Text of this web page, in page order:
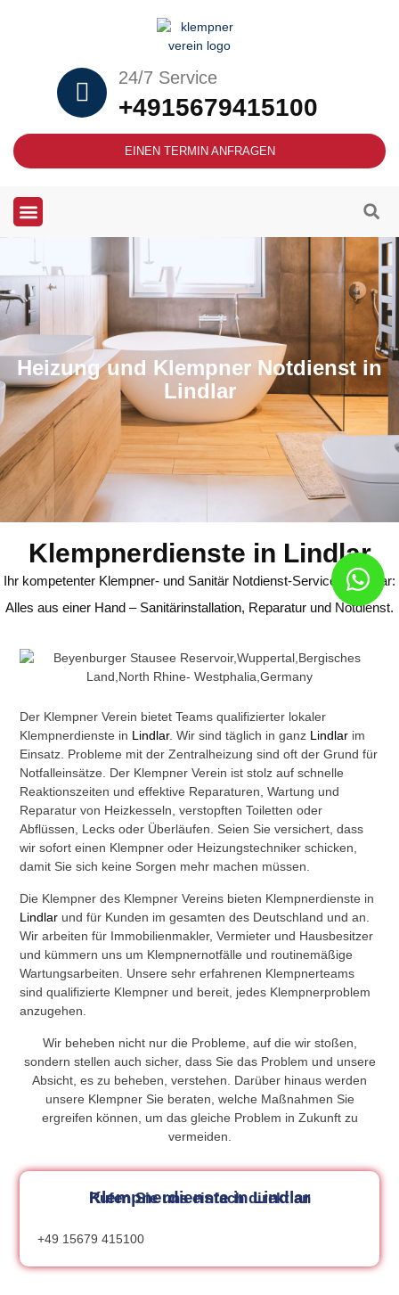
24/7 Service
+4915679415100
EINEN TERMIN ANFRAGEN
Heizung und Klempner Notdienst in
Lindlar
Klempnerdienste in Lindlar
Ihr kompetenter Klempner- und Sanitär Notdienst-Service in Lindlar:
Alles aus einer Hand – Sanitärinstallation, Reparatur und Notdienst.
Der Klempner Verein bietet Teams qualifizierter lokaler
Klempnerdienste in Lindlar. Wir sind täglich in ganz Lindlar im
Einsatz. Probleme mit der Zentralheizung sind oft der Grund für
Notfalleinsätze. Der Klempner Verein ist stolz auf schnelle
Reaktionszeiten und effektive Reparaturen, Wartung und
Reparatur von Heizkesseln, verstopften Toiletten oder
Abflüssen, Lecks oder Überläufen. Seien Sie versichert, dass
wir sofort einen Klempner oder Heizungstechniker schicken,
damit Sie sich keine Sorgen mehr machen müssen.
Die Klempner des Klempner Vereins bieten Klempnerdienste in
Lindlar und für Kunden im gesamten des Deutschland und an.
Wir arbeiten für Immobilienmakler, Vermieter und Hausbesitzer
und kümmern uns um Klempnernotfälle und routinemäßige
Wartungsarbeiten. Unsere sehr erfahrenen Klempnerteams
sind qualifizierte Klempner und bereit, jedes Klempnerproblem
anzugehen.
Wir beheben nicht nur die Probleme, auf die wir stoßen,
sondern stellen auch sicher, dass Sie das Problem und unsere
Absicht, es zu beheben, verstehen. Darüber hinaus werden
unsere Klempner Sie beraten, welche Maßnahmen Sie
ergreifen können, um das gleiche Problem in Zukunft zu
vermeiden.
Klempnerdienste in Lindlar
Rufen Sie uns einfach direkt an
+49 15679 415100